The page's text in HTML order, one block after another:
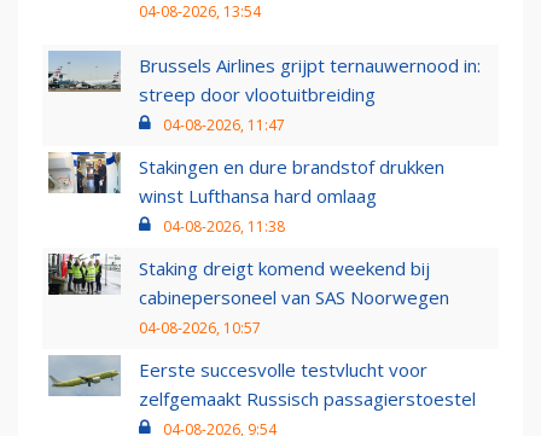
04-08-2026, 13:54
Brussels Airlines grijpt ternauwernood in:
streep door vlootuitbreiding
04-08-2026, 11:47
Stakingen en dure brandstof drukken
winst Lufthansa hard omlaag
04-08-2026, 11:38
Staking dreigt komend weekend bij
cabinepersoneel van SAS Noorwegen
04-08-2026, 10:57
Eerste succesvolle testvlucht voor
zelfgemaakt Russisch passagierstoestel
04-08-2026, 9:54